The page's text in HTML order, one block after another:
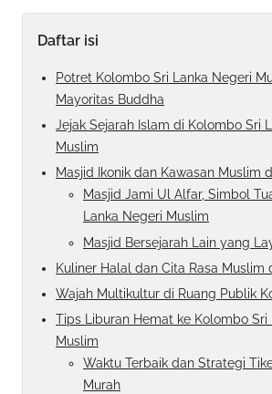
Daftar isi
Potret Kolombo Sri Lanka Negeri
Mayoritas Buddha
Jejak Sejarah Islam di Kolombo Sri
Muslim
Masjid Ikonik dan Kawasan Muslim
Masjid Jami Ul Alfar, Simbol
Lanka Negeri Muslim
Masjid Bersejarah Lain yang
Kuliner Halal dan Cita Rasa Muslim
Wajah Multikultur di Ruang Publik
Tips Liburan Hemat ke Kolombo Sri
Muslim
Waktu Terbaik dan Strategi
Murah